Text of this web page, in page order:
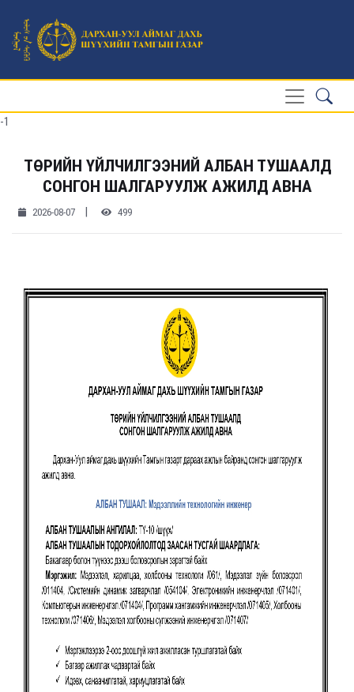
-1
ТӨРИЙН ҮЙЛЧИЛГЭЭНИЙ АЛБАН ТУШААЛД
СОНГОН ШАЛГАРУУЛЖ АЖИЛД АВНА
2026-08-07 | 499